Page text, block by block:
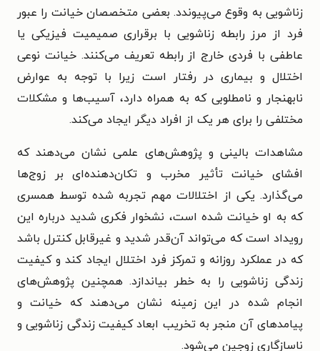
زناشویی به وقوع می‌پیوندد. بعضی متخصصان خیانت را عبور
فرد از مرز رابطه زناشویی با برقراری صمیمیت فیزیکی یا
عاطفی با فردی خارج از رابطه تعریف می‌کنند. خیانت نوعی
اختلال و بیماری در رفتار است زیرا با توجه به عوارض
نابهنجار و نامطلوبی که به همراه دارد، آسیب‌ها و مشکلات
مختلفی را برای هر یک از افراد دیگر ایجاد می‌کند.
مشاهدات بالینی و پژوهش‌های علمی نشان می‌دهند که
افشای خیانت تأثیر مخرب و تکان‌دهنده‌ای بر زوج‌ها
می‌گذارد. یکی از اختلالات مهم تجربه شده توسط همسری
که به او خیانت شده است، نشخوار فکری شدید درباره این
رویداد است که می‌تواند آن‌قدر شدید و غیرقابل کنترل باشد
که در عملکرد روزانه و تمرکز فرد اختلال ایجاد کند و کیفیت
زندگی زناشویی را به خطر بیاندازد. همچنین پژوهش‌های
انجام شده در این زمینه نشان می‌دهند که خیانت و
پیامدهای آن منجر به تخریب ابعاد کیفیت زندگی زناشویی و
ناسازگاری زوجین می‌شود.